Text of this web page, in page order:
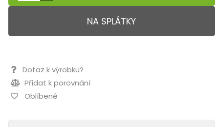
NA SPLÁTKY
Dotaz k výrobku?
Přidat k porovnání
Oblíbené